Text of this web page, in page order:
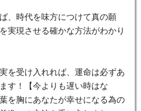
、時代を味方につけて真の願
実現させる確かな方法がわかり
を受け入れれば、運命は必ずあ
す！【今よりも遅い時はな
を胸にあなたが幸せになる為の